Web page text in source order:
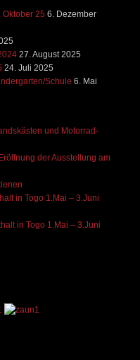
Oktober 25 6. Dezember
27. August 2025
24. Juli 2025
Schule 6. Mai
und Motorrad-
Eröffnung der Ausstellung am
in Togo 1.Mai – 3.Juni
in Togo 1.Mai – 3.Juni